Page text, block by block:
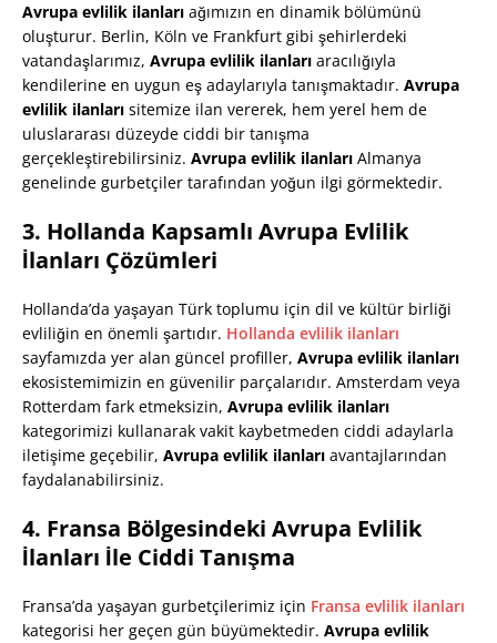
Avrupa evlilik ilanları ağımızın en dinamik bölümünü
oluşturur. Berlin, Köln ve Frankfurt gibi şehirlerdeki
vatandaşlarımız, Avrupa evlilik ilanları aracılığıyla
kendilerine en uygun eş adaylarıyla tanışmaktadır. Avrupa
evlilik ilanları sitemize ilan vererek, hem yerel hem de
uluslararası düzeyde ciddi bir tanışma
gerçekleştirebilirsiniz. Avrupa evlilik ilanları Almanya
genelinde gurbetçiler tarafından yoğun ilgi görmektedir.
3. Hollanda Kapsamlı Avrupa Evlilik
İlanları Çözümleri
Hollanda’da yaşayan Türk toplumu için dil ve kültür birliği
evliliğin en önemli şartıdır. Hollanda evlilik ilanları
sayfamızda yer alan güncel profiller, Avrupa evlilik ilanları
ekosistemimizin en güvenilir parçalarıdır. Amsterdam veya
Rotterdam fark etmeksizin, Avrupa evlilik ilanları
kategorimizi kullanarak vakit kaybetmeden ciddi adaylarla
iletişime geçebilir, Avrupa evlilik ilanları avantajlarından
faydalanabilirsiniz.
4. Fransa Bölgesindeki Avrupa Evlilik
İlanları İle Ciddi Tanışma
Fransa’da yaşayan gurbetçilerimiz için Fransa evlilik ilanları
kategorisi her geçen gün büyümektedir. Avrupa evlilik